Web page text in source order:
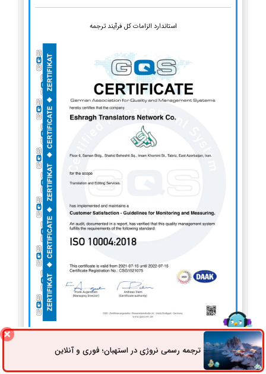
استاندارد الزامات کل فرآیند ترجمه
ترجمه رسمی نروژی در استهبان؛ فوری و آنلاینثبت سفارش راه های ارتباطی